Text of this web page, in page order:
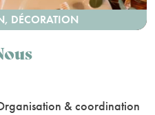
DÉCORATION
& coordination